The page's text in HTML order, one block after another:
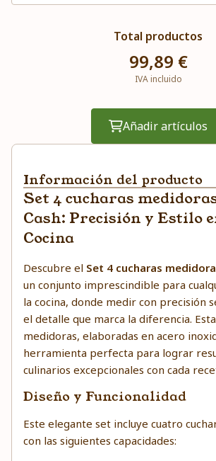
Total productos
99,89 €
IVA incluido
Añadir artículos
Información del producto
Set 4 cucharas
Cash: Precisión y Estilo
Cocina
Descubre el Set 4 cucharas
un conjunto imprescindible para
la cocina, donde medir con precisión
el detalle que marca la diferencia.
medidoras, elaboradas en acero
herramienta perfecta para lograr
culinarios excepcionales con cada
Diseño y Funcionalidad
Este elegante set incluye cuatro
con las siguientes capacidades: